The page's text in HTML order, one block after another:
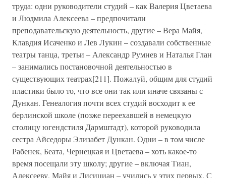
труда: одни руководители студий – как Валерия Цветаева
и Людмила Алексеева – предпочитали
преподавательскую деятельность, другие – Вера Майя,
Клавдия Исаченко и Лев Лукин – создавали собственные
театры танца, третьи – Александр Румнев и Наталья Глан
– занимались постановочной деятельностью в
существующих театрах[211]. Пожалуй, общим для студий
пластики было то, что все они так или иначе связаны с
Дункан. Генеалогия почти всех студий восходит к ее
берлинской школе (позже переехавшей в немецкую
столицу югендстиля Дармштадт), которой руководила
сестра Айседоры Элизабет Дункан. Одни – в том числе
Рабенек, Беата, Чернецкая и Цветаева – хоть какое-то
время посещали эту школу; другие – включая Тиан,
Алексееву, Майя и Лисициан – учились у этих первых. С